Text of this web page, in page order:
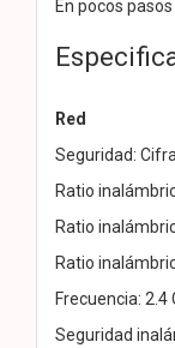
En pocos
Red
Seguridad:
Ratio
Ratio
Ratio
Frecuencia: 2.4
Seguridad